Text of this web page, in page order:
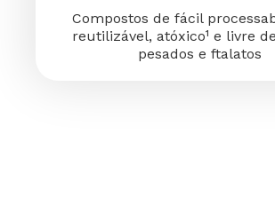
Compostos de fácil
reutilizável, atóxico¹ e livre
pesados e ftalatos